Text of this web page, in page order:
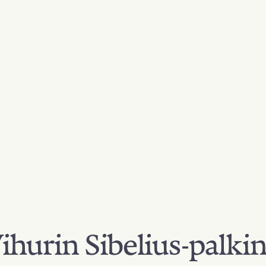
Sibelius-